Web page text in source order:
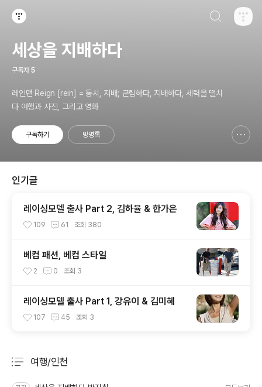
세상을 지배하다
구독자 5
레인맨 Reign [rein] = 통치, 지배; 군림하다, 지배하다, 세력을 떨치
다 여행과 사진, 그리고 영화
구독하기 방명록
인기글
레이싱모델 출사 Part 2, 김하율 & 한가은
109 61 조회 380
베컴 패션, 베컴 스타일
2 0 조회 3
레이싱모델 출사 Part 1, 강유이 & 김미혜
107 45 조회 3
여행/인천